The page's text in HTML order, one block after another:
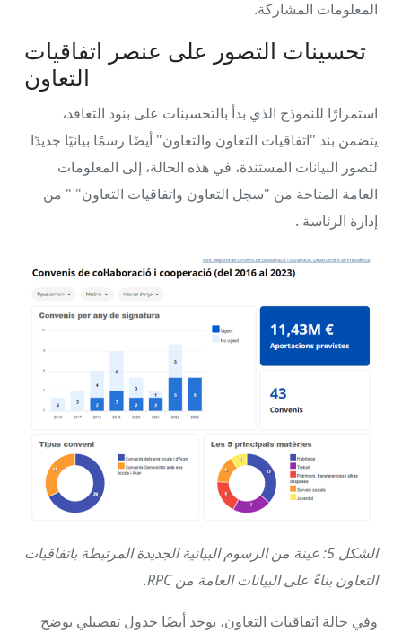
المعلومات المشاركة.
تحسينات التصور على عنصر اتفاقيات
التعاون
استمرارًا للنموذج الذي بدأ بالتحسينات على بنود التعاقد،
يتضمن بند "اتفاقيات التعاون والتعاون" أيضًا رسمًا بيانيًا جديدًا
لتصور البيانات المستندة، في هذه الحالة، إلى المعلومات
العامة المتاحة من "سجل التعاون واتفاقيات التعاون" " من
إدارة الرئاسة .
الشكل 5: عينة من الرسوم البيانية الجديدة المرتبطة باتفاقيات
التعاون بناءً على البيانات العامة من RPC.
وفي حالة اتفاقيات التعاون، يوجد أيضًا جدول تفصيلي يوضح